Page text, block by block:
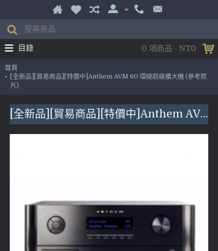
0 項商品 - NT0
目錄
首頁
[全新品][貿易商品][特價中]Anthem AVM 60 環繞前級擴大機 (參考照
片)
[全新品][貿易商品][特價中]Anthem AVM 60 環繞前級擴大機 (參考照片)